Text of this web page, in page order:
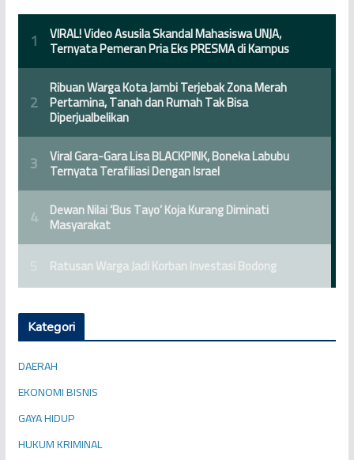
Kategori
DAERAH
EKONOMI BISNIS
GAYA HIDUP
HUKUM KRIMINAL